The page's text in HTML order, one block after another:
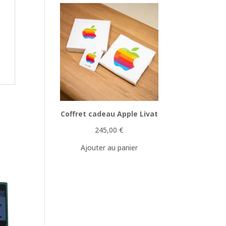
Coffret cadeau Apple Livat
245,00€
Ajouter au panier